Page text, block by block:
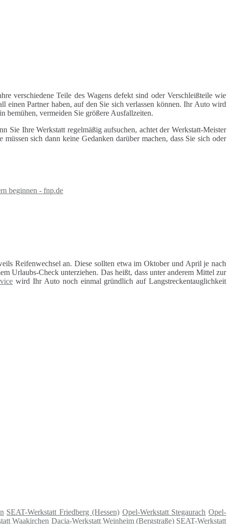
verschiedene Teile des Wagens defekt sind oder Verschleißteile wie
einen Partner haben, auf den Sie sich verlassen können. Ihr Auto wird
bemühen, vermeiden Sie größere Ausfallzeiten.
Sie Ihre Werkstatt regelmäßig aufsuchen, achtet der Werkstatt-Meister
sich dann keine Gedanken darüber machen, dass Sie sich oder
beginnen - fnp.de
Reifenwechsel an. Diese sollten etwa im Oktober und April je nach
Urlaubs-Check unterziehen. Das heißt, dass unter anderem Mittel zur
wird Ihr Auto noch einmal gründlich auf Langstreckentauglichkeit
SEAT-Werkstatt Friedberg (Hessen) Opel-Werkstatt Stegaurach Opel-
Waakirchen Dacia-Werkstatt Weinheim (Bergstraße) SEAT-Werkstatt